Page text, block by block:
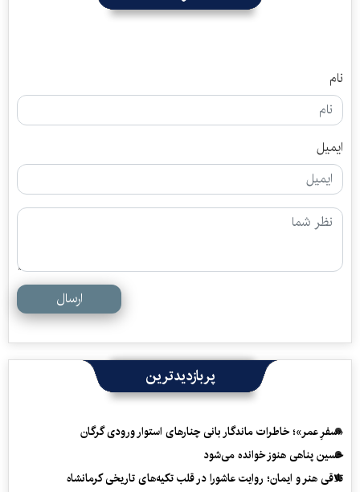
نام
ایمیل
ارسال
پربازدیدترین
«سفرِ عمر»؛ خاطرات ماندگار بانی چنارهای استوار ورودی گرگان
حسین پناهی هنوز خوانده می‌شود
تلاقی هنر و ایمان؛ روایت عاشورا در قلب تکیه‌های تاریخی کرمانشاه